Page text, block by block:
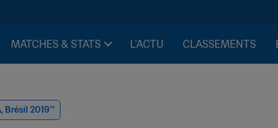
MATCHES & STATS L'ACTU CLASSEMENTS
Brésil 2019™